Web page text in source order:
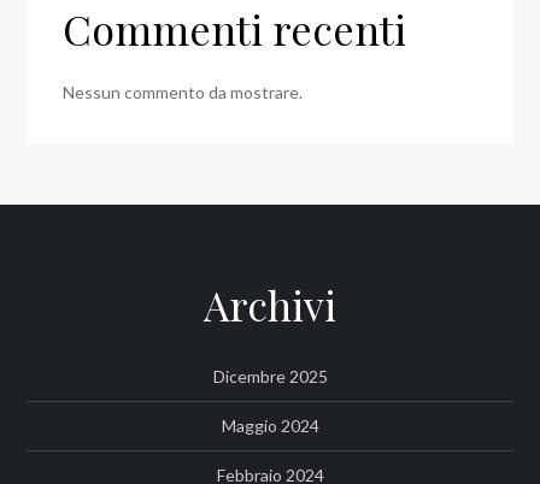
Commenti recenti
Nessun commento da mostrare.
Archivi
Dicembre 2025
Maggio 2024
Febbraio 2024